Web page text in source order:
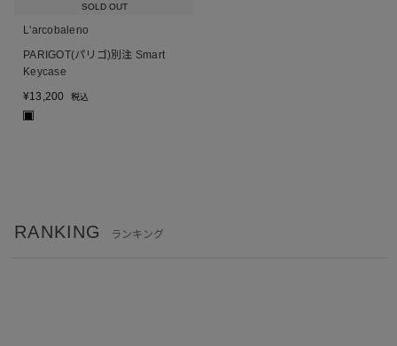
SOLD OUT
L'arcobaleno
PARIGOT(パリゴ)別注 Smart
Keycase
¥13,200 税込
■
RANKING ランキング